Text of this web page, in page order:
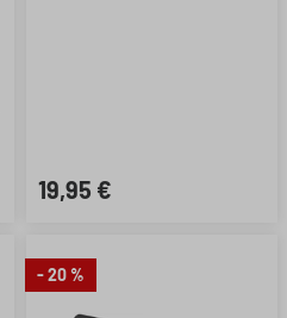
19,95 €
- 20 %